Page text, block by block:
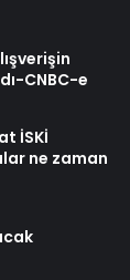
CNBC-e
İSKİ
ne zaman